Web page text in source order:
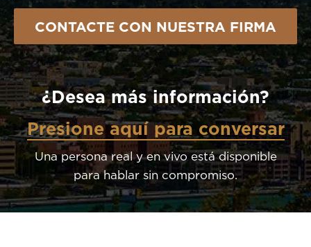
CONTACTE CON NUESTRA FIRMA
¿Desea más información?
Presione aquí para conversar
Una persona real y en vivo está disponible
para hablar sin compromiso.